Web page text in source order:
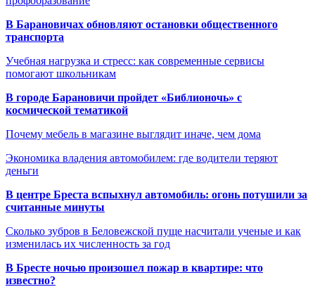
В Барановичах обновляют остановки общественного
транспорта
Учебная нагрузка и стресс: как современные сервисы
помогают школьникам
В городе Барановичи пройдет «Библионочь» с
космической тематикой
Почему мебель в магазине выглядит иначе, чем дома
Экономика владения автомобилем: где водители теряют
деньги
В центре Бреста вспыхнул автомобиль: огонь потушили за
считанные минуты
Сколько зубров в Беловежской пуще насчитали ученые и как
изменилась их численность за год
В Бресте ночью произошел пожар в квартире: что
известно?